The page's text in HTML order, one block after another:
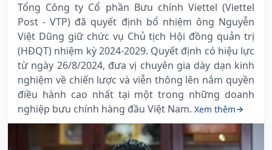
Tổng Công ty Cổ phần Bưu chính Viettel (Viettel
Post - VTP) đã quyết định bổ nhiệm ông Nguyễn
Việt Dũng giữ chức vụ Chủ tịch Hội đồng quản trị
(HĐQT) nhiệm kỳ 2024-2029. Quyết định có hiệu lực
từ ngày 26/8/2024, đưa vị chuyên gia dày dạn kinh
nghiệm về chiến lược và viễn thông lên nắm quyền
điều hành cao nhất tại một trong những doanh
nghiệp bưu chính hàng đầu Việt Nam. Xem thêm